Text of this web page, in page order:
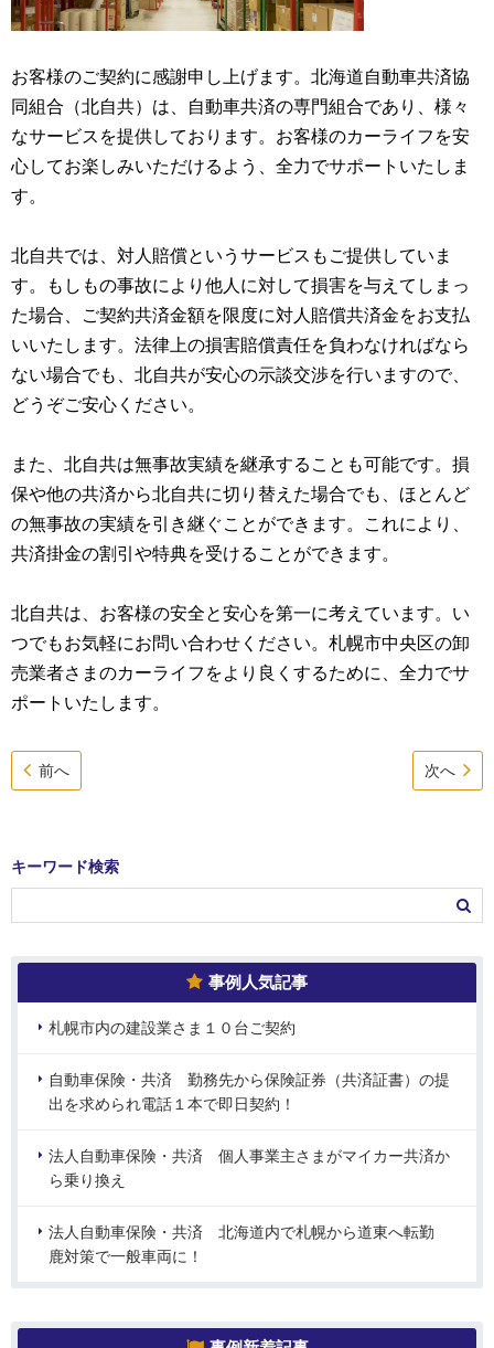
お客様のご契約に感謝申し上げます。北海道自動車共済協
同組合（北自共）は、自動車共済の専門組合であり、様々
なサービスを提供しております。お客様のカーライフを安
心してお楽しみいただけるよう、全力でサポートいたしま
す。
北自共では、対人賠償というサービスもご提供していま
す。もしもの事故により他人に対して損害を与えてしまっ
た場合、ご契約共済金額を限度に対人賠償共済金をお支払
いいたします。法律上の損害賠償責任を負わなければなら
ない場合でも、北自共が安心の示談交渉を行いますので、
どうぞご安心ください。
また、北自共は無事故実績を継承することも可能です。損
保や他の共済から北自共に切り替えた場合でも、ほとんど
の無事故の実績を引き継ぐことができます。これにより、
共済掛金の割引や特典を受けることができます。
北自共は、お客様の安全と安心を第一に考えています。い
つでもお気軽にお問い合わせください。札幌市中央区の卸
売業者さまのカーライフをより良くするために、全力でサ
ポートいたします。
前へ 次へ
キーワード検索
事例人気記事
札幌市内の建設業さま１０台ご契約
自動車保険・共済 勤務先から保険証券（共済証書）の提
出を求められ電話１本で即日契約！
法人自動車保険・共済 個人事業主さまがマイカー共済か
ら乗り換え
法人自動車保険・共済 北海道内で札幌から道東へ転勤
鹿対策で一般車両に！